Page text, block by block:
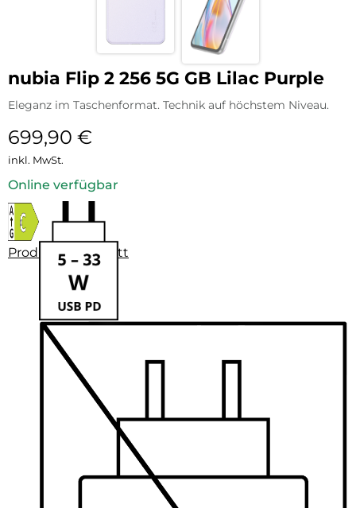
nubia Flip 2 256 5G GB Lilac Purple
Eleganz im Taschenformat. Technik auf höchstem Niveau.
699,90 €
inkl. MwSt.
Online verfügbar
Produktdatenblatt